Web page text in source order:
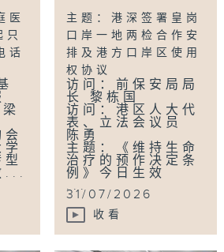
医
话
...
主题：港深签署皇岗
口岸一地两检合作安
排及港方口岸区使用
权协议
访问：前保安局局
长 黎栋国
访问：港区人大代
表、立法会议员
陈勇
主题：《维持生命
治疗的预作决定条
例》今日生效
...
31/07/2026
收看